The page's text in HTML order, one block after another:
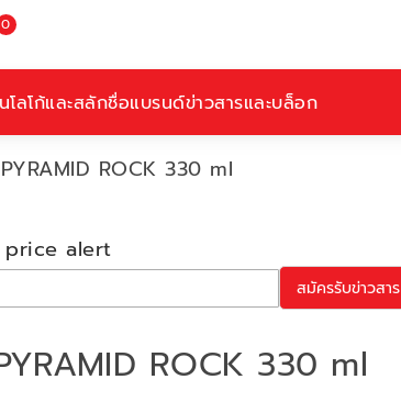
0
ลโก้และสลักชื่อแบรนด์ข่าวสารและบล็อก
ROCK 330 ml
ROCK 330 ml
alert
สมัครรับข่าวสาร